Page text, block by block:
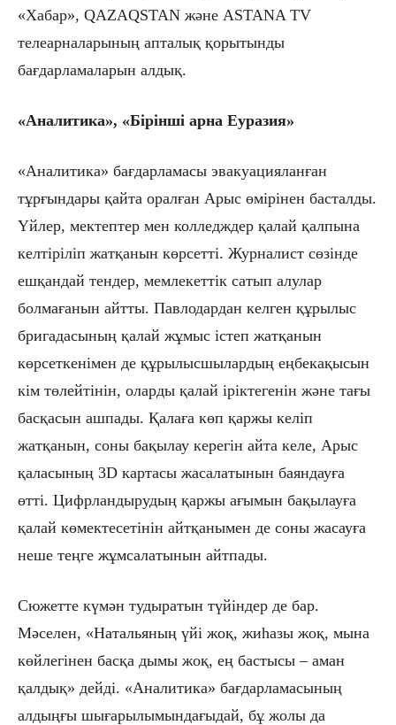
«Хабар», QAZAQSTAN және ASTANA TV
телеарналарының апталық қорытынды
бағдарламаларын алдық.
«Аналитика», «Бірінші арна Еуразия»
«Аналитика» бағдарламасы эвакуацияланған
тұрғындары қайта оралған Арыс өмірінен басталды.
Үйлер, мектептер мен колледждер қалай қалпына
келтіріліп жатқанын көрсетті. Журналист сөзінде
ешқандай тендер, мемлекеттік сатып алулар
болмағанын айтты. Павлодардан келген құрылыс
бригадасының қалай жұмыс істеп жатқанын
көрсеткенімен де құрылысшылардың еңбекақысын
кім төлейтінін, оларды қалай іріктегенін және тағы
басқасын ашпады. Қалаға көп қаржы келіп
жатқанын, соны бақылау керегін айта келе, Арыс
қаласының 3D картасы жасалатынын баяндауға
өтті. Цифрландырудың қаржы ағымын бақылауға
қалай көмектесетінін айтқанымен де соны жасауға
неше теңге жұмсалатынын айтпады.
Сюжетте күмән тудыратын түйіндер де бар.
Мәселен, «Натальяның үйі жоқ, жиһазы жоқ, мына
көйлегінен басқа дымы жоқ, ең бастысы – аман
қалдық» дейді. «Аналитика» бағдарламасының
алдыңғы шығарылымындағыдай, бұ жолы да